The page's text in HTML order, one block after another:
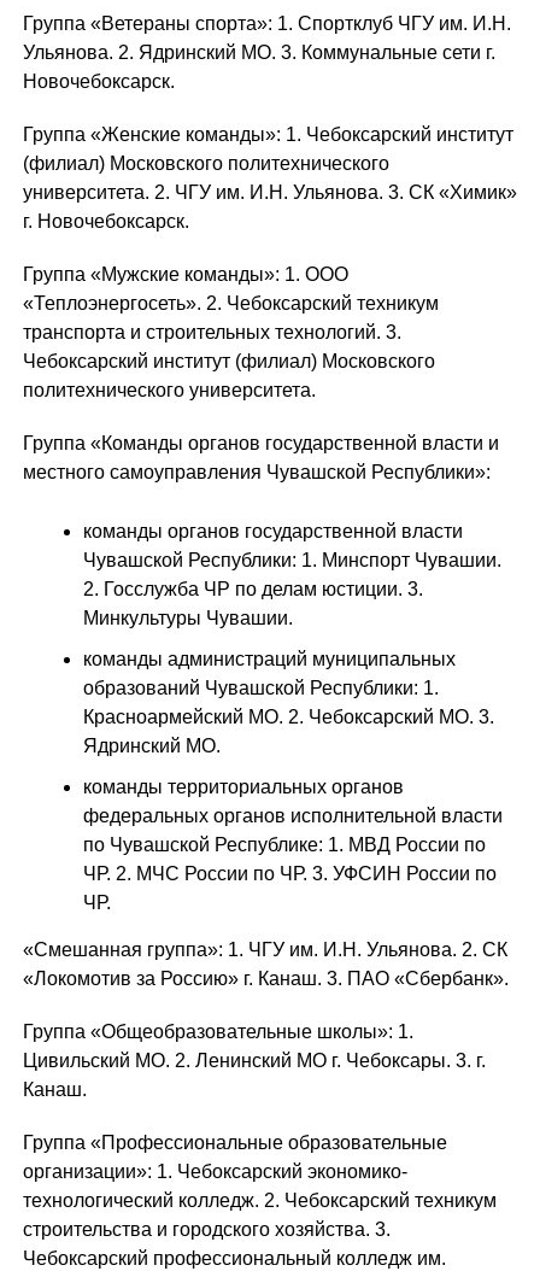
Группа «Ветераны спорта»: 1. Спортклуб ЧГУ им. И.Н.
Ульянова. 2. Ядринский МО. 3. Коммунальные сети г.
Новочебоксарск.
Группа «Женские команды»: 1. Чебоксарский институт
(филиал) Московского политехнического
университета. 2. ЧГУ им. И.Н. Ульянова. 3. СК «Химик»
г. Новочебоксарск.
Группа «Мужские команды»: 1. ООО
«Теплоэнергосеть». 2. Чебоксарский техникум
транспорта и строительных технологий. 3.
Чебоксарский институт (филиал) Московского
политехнического университета.
Группа «Команды органов государственной власти и
местного самоуправления Чувашской Республики»:
команды органов государственной власти
Чувашской Республики: 1. Минспорт Чувашии.
2. Госслужба ЧР по делам юстиции. 3.
Минкультуры Чувашии.
команды администраций муниципальных
образований Чувашской Республики: 1.
Красноармейский МО. 2. Чебоксарский МО. 3.
Ядринский МО.
команды территориальных органов
федеральных органов исполнительной власти
по Чувашской Республике: 1. МВД России по
ЧР. 2. МЧС России по ЧР. 3. УФСИН России по
ЧР.
«Смешанная группа»: 1. ЧГУ им. И.Н. Ульянова. 2. СК
«Локомотив за Россию» г. Канаш. 3. ПАО «Сбербанк».
Группа «Общеобразовательные школы»: 1.
Цивильский МО. 2. Ленинский МО г. Чебоксары. 3. г.
Канаш.
Группа «Профессиональные образовательные
организации»: 1. Чебоксарский экономико-
технологический колледж. 2. Чебоксарский техникум
строительства и городского хозяйства. 3.
Чебоксарский профессиональный колледж им.